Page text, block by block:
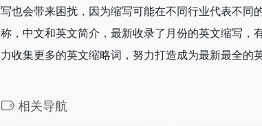
写也会带来困扰，因为缩写可能在不同行业代表不
称，中文和英文简介，最新收录了月份的英文缩写，
力收集更多的英文缩略词，努力打造成为最新最全的
相关导航